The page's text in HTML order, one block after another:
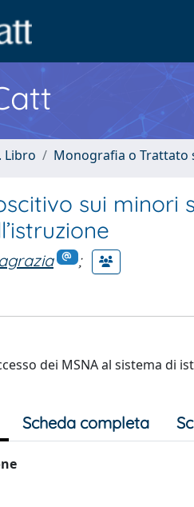
Libro Monografia o Trattato
sui minori
;
dei MSNA al sistema di
Scheda completa